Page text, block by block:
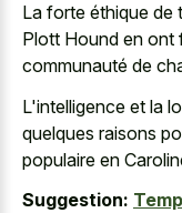
La forte éthique de
Plott Hound en ont
communauté de
L'intelligence et la
quelques raisons
populaire en
Suggestion: